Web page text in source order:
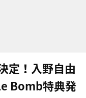
定！入野自由
Bomb特典発